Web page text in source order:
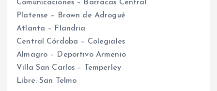
Comunicaciones – Barracas Central
Platense – Brown de Adrogué
Atlanta – Flandria
Central Córdoba – Colegiales
Almagro – Deportivo Armenio
Villa San Carlos – Temperley
Libre: San Telmo